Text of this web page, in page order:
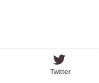
Twitter